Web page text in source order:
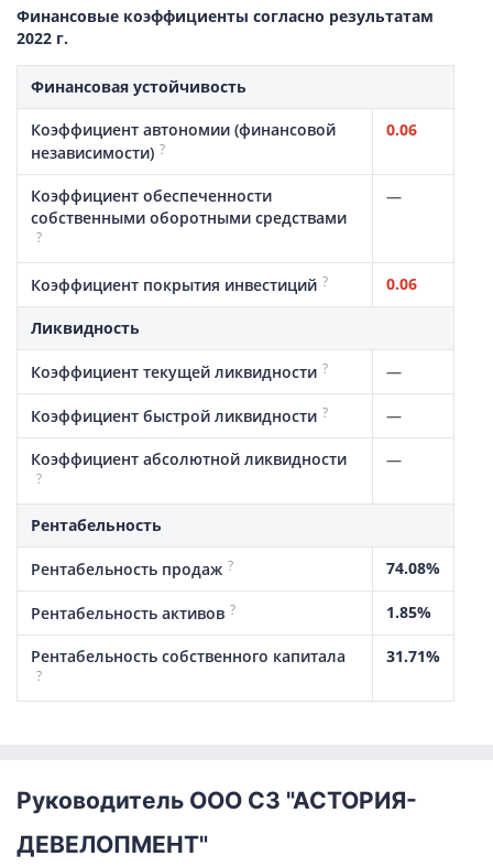
Финансовые коэффициенты согласно результатам
2022 г.
Финансовая устойчивость
Коэффициент автономии (финансовой
независимости) ?
0.06
Коэффициент обеспеченности
собственными оборотными средствами
?
—
Коэффициент покрытия инвестиций ? 0.06
Ликвидность
Коэффициент текущей ликвидности ? —
Коэффициент быстрой ликвидности ? —
Коэффициент абсолютной ликвидности
?
—
Рентабельность
Рентабельность продаж ? 74.08%
Рентабельность активов ? 1.85%
Рентабельность собственного капитала
?
31.71%
Руководитель ООО СЗ "АСТОРИЯ-
ДЕВЕЛОПМЕНТ"